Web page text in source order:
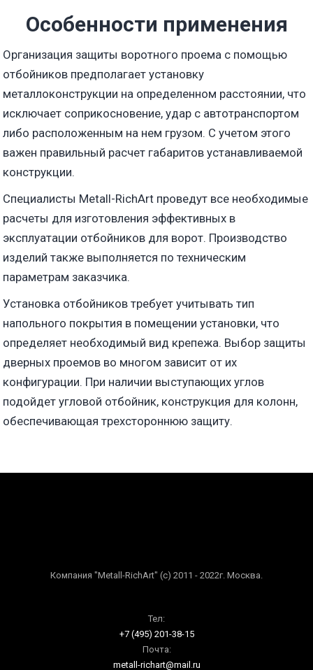
Особенности применения
Организация защиты воротного проема с помощью
отбойников предполагает установку
металлоконструкции на определенном расстоянии, что
исключает соприкосновение, удар с автотранспортом
либо расположенным на нем грузом. С учетом этого
важен правильный расчет габаритов устанавливаемой
конструкции.
Специалисты Metall-RichArt проведут все необходимые
расчеты для изготовления эффективных в
эксплуатации отбойников для ворот. Производство
изделий также выполняется по техническим
параметрам заказчика.
Установка отбойников требует учитывать тип
напольного покрытия в помещении установки, что
определяет необходимый вид крепежа. Выбор защиты
дверных проемов во многом зависит от их
конфигурации. При наличии выступающих углов
подойдет угловой отбойник, конструкция для колонн,
обеспечивающая трехстороннюю защиту.
Компания "Metall-RichArt" (c) 2011 - 2022г. Москва.
Тел:
+7 (495) 201-38-15
Почта:
metall-richart@mail.ru